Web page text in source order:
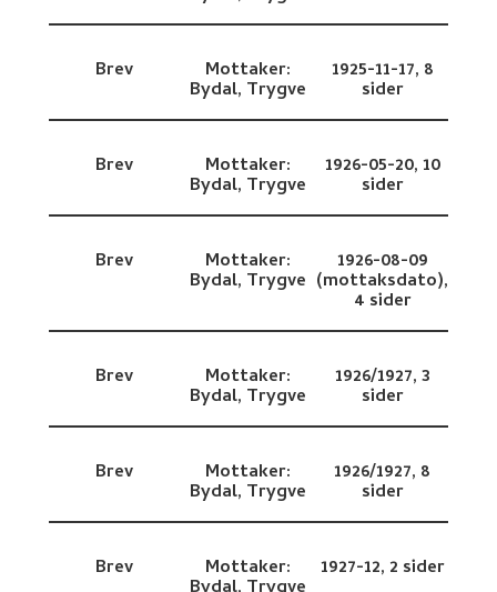
Brev Mottaker:
Bydal, Trygve
1925-11-17, 8
sider
Brev Mottaker:
Bydal, Trygve
1926-05-20,10
sider
Brev Mottaker:
Bydal, Trygve
1926-08-09
(mottaksdato),
4 sider
Brev Mottaker:
Bydal, Trygve
1926/1927,3
sider
Brev Mottaker:
Bydal, Trygve
1926/1927, 8
sider
Brev Mottaker: 1927-12, 2 sider